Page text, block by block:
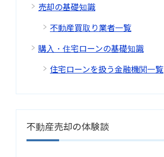
売却の基礎知識
不動産買取り業者一覧
購入・住宅ローンの基礎知識
住宅ローンを扱う金融機関一覧
不動産売却の体験談